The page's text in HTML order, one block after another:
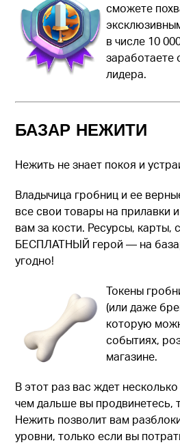
сможете
в числе 10
заработаете
лидера.
БАЗАР НЕЖИТИ
Нежить не знает покоя и
Владычица гробниц и ее
все свои товары на прилавки
вам за кости. Ресурсы, карты,
БЕСПЛАТНЫЙ герой — на
угодно!
Токены
(или даже
которую
событиях,
магазине.
В этот раз вас ждет
чем дальше вы продвинетесь,
Нежить позволит вам
уровни, только если вы